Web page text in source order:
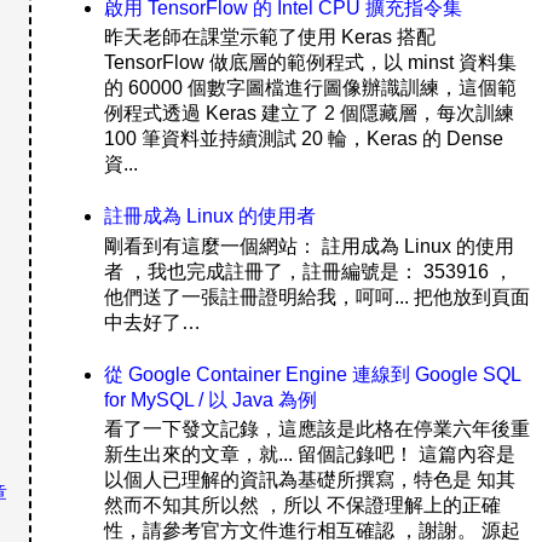
啟用 TensorFlow 的 Intel CPU 擴充指令集
昨天老師在課堂示範了使用 Keras 搭配
TensorFlow 做底層的範例程式，以 minst 資料集
的 60000 個數字圖檔進行圖像辦識訓練，這個範
例程式透過 Keras 建立了 2 個隱藏層，每次訓練
100 筆資料並持續測試 20 輪，Keras 的 Dense
資...
註冊成為 Linux 的使用者
剛看到有這麼一個網站： 註用成為 Linux 的使用
者 ，我也完成註冊了，註冊編號是： 353916 ，
他們送了一張註冊證明給我，呵呵... 把他放到頁面
中去好了…
從 Google Container Engine 連線到 Google SQL
for MySQL / 以 Java 為例
看了一下發文記錄，這應該是此格在停業六年後重
新生出來的文章，就... 留個記錄吧！ 這篇內容是
以個人已理解的資訊為基礎所撰寫，特色是 知其
然而不知其所以然 ，所以 不保證理解上的正確
性，請參考官方文件進行相互確認 ，謝謝。 源起